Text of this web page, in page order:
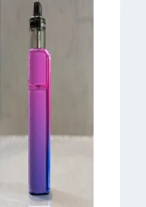
page